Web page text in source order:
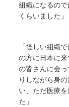
組織になるの
くらいました」
「怪しい組織
の方に日本に
の皆さんに会
りしながら身
い、ただ医療
た」